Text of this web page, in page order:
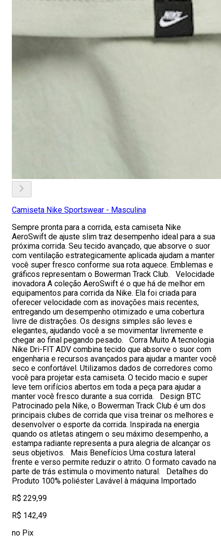
Camiseta Nike Sportswear - Masculina
Sempre pronta para a corrida, esta camiseta Nike
AeroSwift de ajuste slim traz desempenho ideal para a sua
próxima corrida. Seu tecido avançado, que absorve o suor
com ventilação estrategicamente aplicada ajudam a manter
você super fresco conforme sua rota aquece. Emblemas e
gráficos representam o Bowerman Track Club. Velocidade
inovadora A coleção AeroSwift é o que há de melhor em
equipamentos para corrida da Nike. Ela foi criada para
oferecer velocidade com as inovações mais recentes,
entregando um desempenho otimizado e uma cobertura
livre de distrações. Os designs simples são leves e
elegantes, ajudando você a se movimentar livremente e
chegar ao final pegando pesado. Corra Muito A tecnologia
Nike Dri-FIT ADV combina tecido que absorve o suor com
engenharia e recursos avançados para ajudar a manter você
seco e confortável. Utilizamos dados de corredores como
você para projetar esta camiseta. O tecido macio e super
leve tem orifícios abertos em toda a peça para ajudar a
manter você fresco durante a sua corrida. Design BTC
Patrocinado pela Nike, o Bowerman Track Club é um dos
principais clubes de corrida que visa treinar os melhores e
desenvolver o esporte da corrida. Inspirada na energia
quando os atletas atingem o seu máximo desempenho, a
estampa radiante representa a pura alegria de alcançar os
seus objetivos. Mais Benefícios Uma costura lateral
frente e verso permite reduzir o atrito. O formato cavado na
parte de trás estimula o movimento natural. Detalhes do
Produto 100% poliéster Lavável à máquina Importado
R$ 229,99
R$ 142,49
no Pix